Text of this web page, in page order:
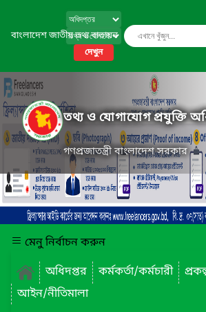
বাংলাদেশ জাতীয় তথ্য বাতায়ন
দেখুন
তথ্য ও যোগাযোগ প্রযুক্তি
গণপ্রজাতন্ত্রী বাংলাদেশ সরকার
মেনু নির্বাচন করুন
অধিদপ্তর
কর্মকর্তা/কর্মচারী
আইন/নীতিমালা